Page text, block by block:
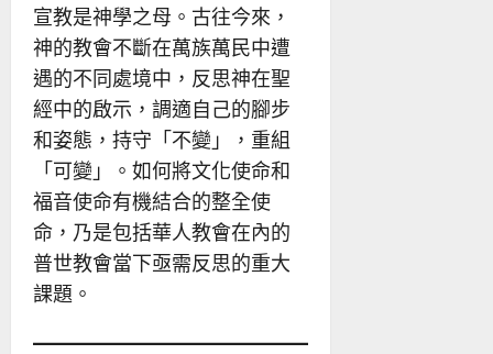
宣教是神學之母。古往今來，
神的教會不斷在萬族萬民中遭
遇的不同處境中，反思神在聖
經中的啟示，調適自己的腳步
和姿態，持守「不變」，重組
「可變」。如何將文化使命和
福音使命有機結合的整全使
命，乃是包括華人教會在內的
普世教會當下亟需反思的重大
課題。